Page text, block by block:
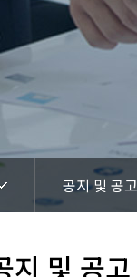
말
직도
덴티티
공시
공지 및 공고
지 및 공고